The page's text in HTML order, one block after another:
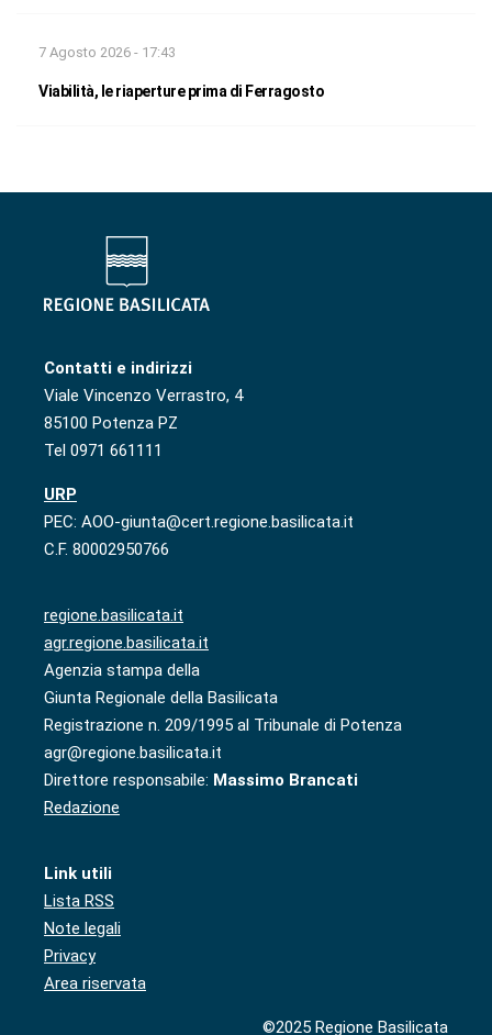
7 Agosto 2026 - 17:43
Viabilità, le riaperture prima di Ferragosto
Contatti e indirizzi
Viale Vincenzo Verrastro, 4
85100 Potenza PZ
Tel 0971 661111
URP
PEC: AOO-giunta@cert.regione.basilicata.it
C.F. 80002950766
regione.basilicata.it
agr.regione.basilicata.it
Agenzia stampa della
Giunta Regionale della Basilicata
Registrazione n. 209/1995 al Tribunale di Potenza
agr@regione.basilicata.it
Direttore responsabile: Massimo Brancati
Redazione
Link utili
Lista RSS
Note legali
Privacy
Area riservata
©2025 Regione Basilicata